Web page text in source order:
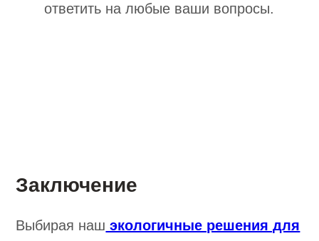
ответить на любые ваши вопросы.
Заключение
Выбирая наш экологичные решения для